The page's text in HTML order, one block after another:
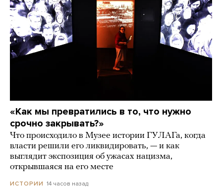
«Как мы превратились в то, что нужно
срочно закрывать?»
Что происходило в Музее истории ГУЛАГа, когда
власти решили его ликвидировать, — и как
выглядит экспозиция об ужасах нацизма,
открывшаяся на его месте
ИСТОРИИ 14 часов назад